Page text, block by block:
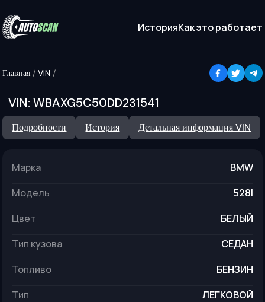
ИсторияКак это работает
Главная / VIN /
VIN:WBAXG5C50DD231541
Подробности История Детальная информация VIN
Марка
BMW
модель
528I
цвет
БЕЛЫЙ
тип кузова
СЕДАН
топливо
БЕНЗИН
тип
ЛЕГКОВОЙ